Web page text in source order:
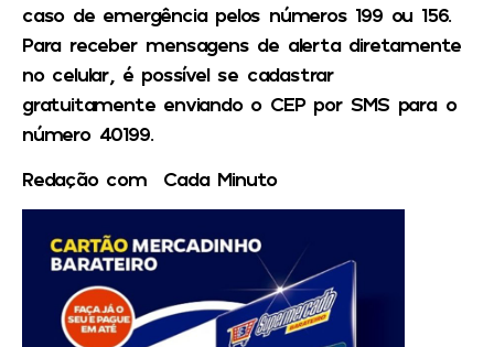
caso de emergência pelos números 199 ou 156.
Para receber mensagens de alerta diretamente
no celular, é possível se cadastrar
gratuitamente enviando o CEP por SMS para o
número 40199.
Redação com Cada Minuto